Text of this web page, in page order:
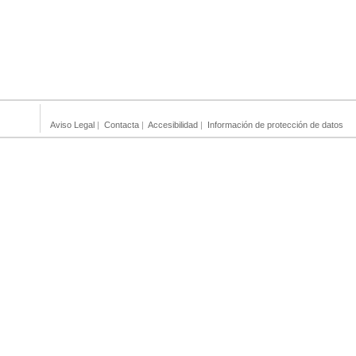
Aviso Legal | Contacta | Accesibilidad | Información de protección de datos